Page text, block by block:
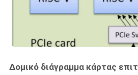
Δομικό διάγραμμα κάρτας